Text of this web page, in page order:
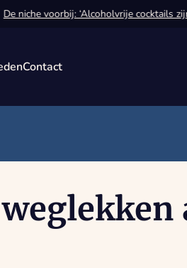
De niche voorbij: ‘Alcoholvrije cocktails zijn
Contact